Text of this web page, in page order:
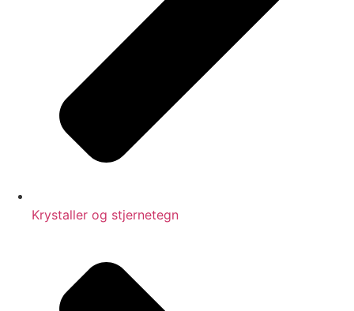
Krystaller og stjernetegn